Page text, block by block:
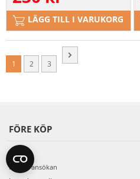
LÄGG TILL I VARUKORG
1 2 3
FÖRE KÖP
Avtryck
Fera24 ansökan